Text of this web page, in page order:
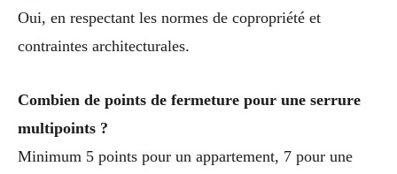
Oui, en respectant les normes de copropriété et
contraintes architecturales.
Combien de points de fermeture pour une serrure
multipoints ?
Minimum 5 points pour un appartement, 7 pour une